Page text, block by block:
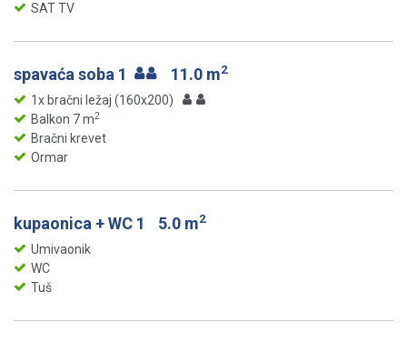
SAT TV
spavaća soba 1 11.0 m2
1x bračni ležaj (160x200)
Balkon 7 m2
Bračni krevet
Ormar
kupaonica + WC 1 5.0 m2
Umivaonik
WC
Tuš